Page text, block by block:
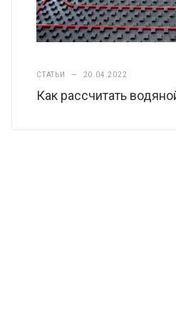
СТАТЬИ — 20.04.2022
Как рассчитать